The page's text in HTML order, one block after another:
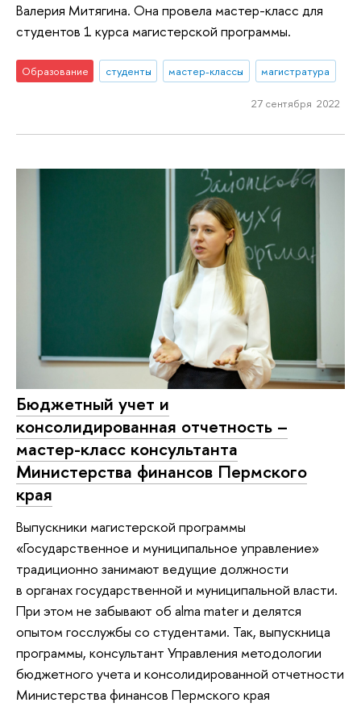
Валерия Митягина. Она провела мастер-класс для
студентов 1 курса магистерской программы.
Образование студенты мастер-классы магистратура
27 сентября 2022
Бюджетный учет и
консолидированная отчетность –
мастер-класс консультанта
Министерства финансов Пермского
края
Выпускники магистерской программы
«Государственное и муниципальное управление»
традиционно занимают ведущие должности
в органах государственной и муниципальной власти.
При этом не забывают об alma mater и делятся
опытом госслужбы со студентами. Так, выпускница
программы, консультант Управления методологии
бюджетного учета и консолидированной отчетности
Министерства финансов Пермского края